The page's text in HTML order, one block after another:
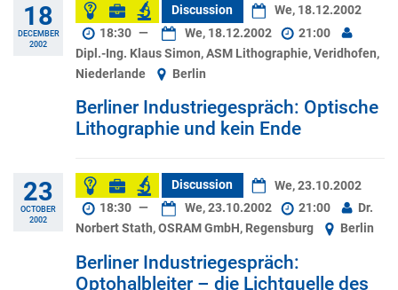
18
DECEMBER
2002
Discussion
We, 18.12.2002
18:30 — We, 18.12.2002
21:00
Dipl.-Ing. Klaus Simon, ASM Lithographie, Veridhofen,
Niederlande
Berlin
Berliner Industriegespräch: Optische
Lithographie und kein Ende
23
OCTOBER
2002
Discussion
We, 23.10.2002
18:30 — We, 23.10.2002 21:00
Dr.
Norbert Stath, OSRAM GmbH, Regensburg
Berlin
Berliner Industriegespräch:
Optohalbleiter – die Lichtquelle des